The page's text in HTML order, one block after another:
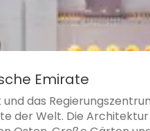
Emirate
das
der Welt. Die